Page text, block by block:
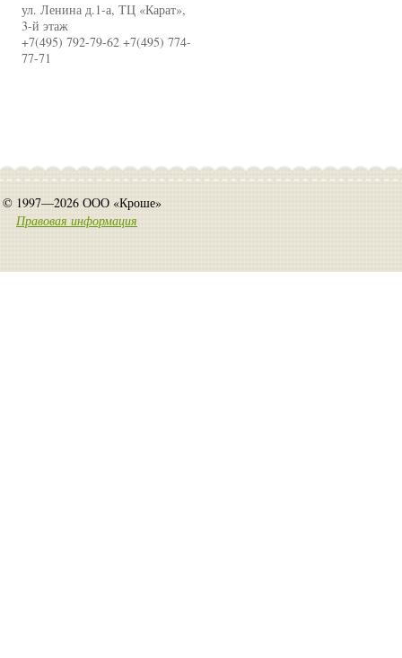
ул. Ленина д.1-а, ТЦ «Карат»,
3-й этаж
+7(495) 792-79-62 +7(495) 774-
77-71
© 1997—2026 ООО «Кроше»
Правовая информация